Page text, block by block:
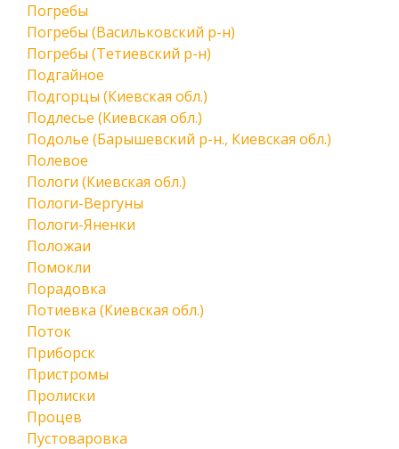
Погребы
Погребы (Васильковский р-н)
Погребы (Тетиевский р-н)
Подгайное
Подгорцы (Киевская обл.)
Подлесье (Киевская обл.)
Подолье (Барышевский р-н., Киевская обл.)
Полевое
Пологи (Киевская обл.)
Пологи-Вергуны
Пологи-Яненки
Положаи
Помокли
Порадовка
Потиевка (Киевская обл.)
Поток
Приборск
Пристромы
Пролиски
Процев
Пустоваровка